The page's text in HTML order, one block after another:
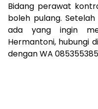
Bidang perawat
boleh pulang.
ada yang ingin
Hermantoni, hubungi
dengan WA